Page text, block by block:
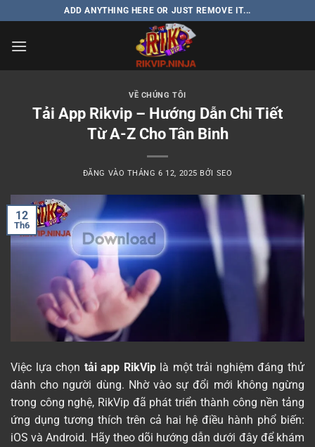
nội
ADD ANYTHING HERE OR JUST REMOVE IT...
VỀ CHÚNG TÔI
Tải App Rikvip – Hướng Dẫn Chi Tiết
Từ A-Z Cho Tân Binh
ĐĂNG VÀO THÁNG 6 12, 2025 BỞI SEO
12
Th6
Việc lựa chọn tải app RikViplà một trải nghiệm đáng thử
dành cho người dùng. Nhờ vào sự đổi mới không ngừng
trong công nghệ, RikVip đã phát triển thành công nền tảng
ứng dụng tương thích trên cả hai hệ điều hành phổ biến:
iOS và Android. Hãy theo dõi hướng dẫn dưới đây để khám